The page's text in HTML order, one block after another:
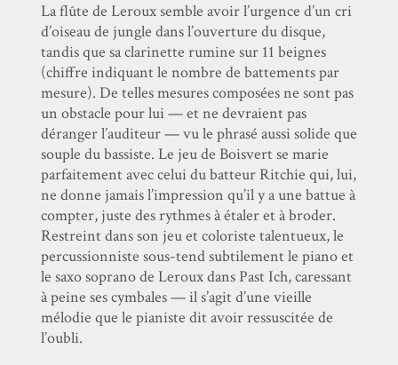
La flûte de Leroux semble avoir l’urgence d’un cri
d’oiseau de jungle dans l’ouverture du disque,
tandis que sa clarinette rumine sur 11 beignes
(chiffre indiquant le nombre de battements par
mesure). De telles mesures composées ne sont pas
un obstacle pour lui — et ne devraient pas
déranger l’auditeur — vu le phrasé aussi solide que
souple du bassiste. Le jeu de Boisvert se marie
parfaitement avec celui du batteur Ritchie qui, lui,
ne donne jamais l’impression qu’il y a une battue à
compter, juste des rythmes à étaler et à broder.
Restreint dans son jeu et coloriste talentueux, le
percussionniste sous-tend subtilement le piano et
le saxo soprano de Leroux dans Past Ich, caressant
à peine ses cymbales — il s’agit d’une vieille
mélodie que le pianiste dit avoir ressuscitée de
l’oubli.